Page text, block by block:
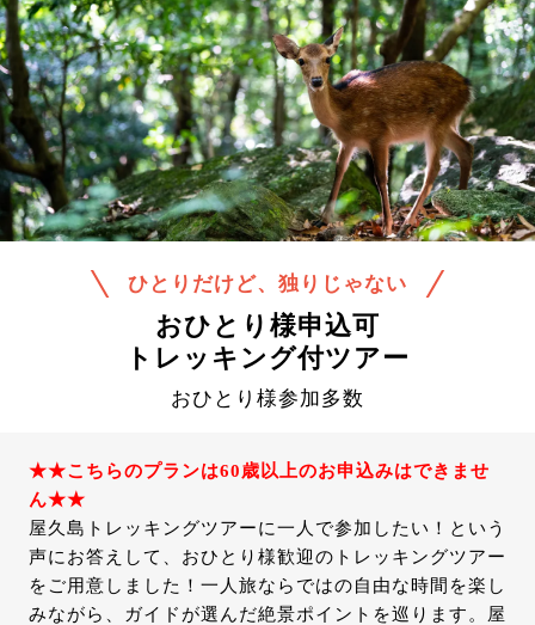
ひとりだけど、独りじゃない
おひとり様申込可
トレッキング付ツアー
おひとり様参加多数
★★こちらのプランは60歳以上のお申込みはできませ
ん★★
屋久島トレッキングツアーに一人で参加したい！という
声にお答えして、おひとり様歓迎のトレッキングツアー
をご用意しました！一人旅ならではの自由な時間を楽し
みながら、ガイドが選んだ絶景ポイントを巡ります。屋